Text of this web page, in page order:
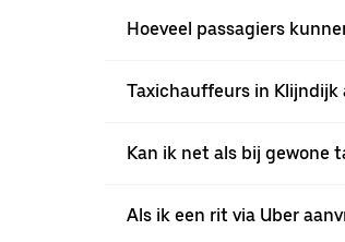
Hoeveel passagiers
Taxichauffeurs in
Kan ik net als bij gewone
Als ik een rit via Uber